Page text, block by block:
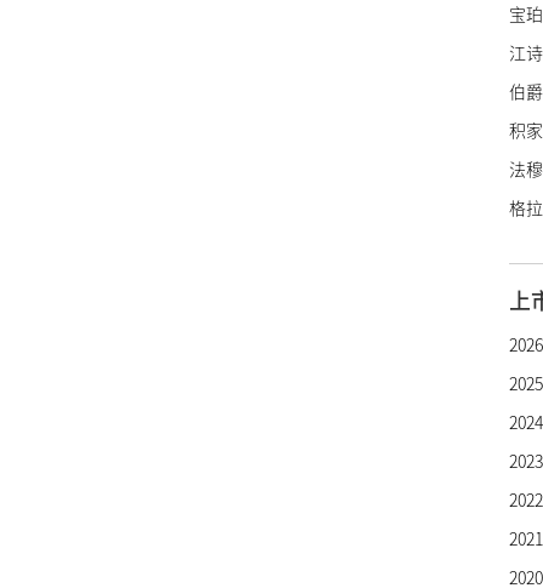
宝珀
江
伯爵
积家
法
格
亨
上